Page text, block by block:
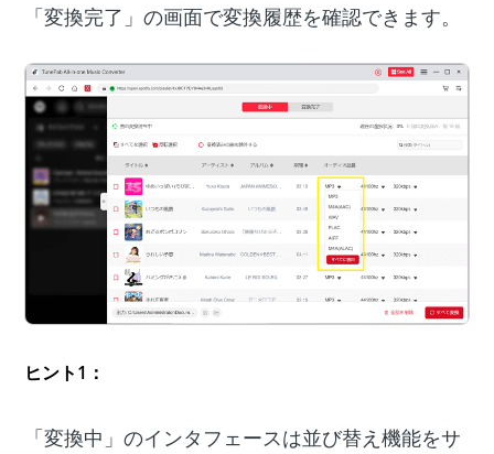
「変換完了」の画面で変換履歴を確認できます。
ヒント1：
「変換中」のインタフェースは並び替え機能をサ